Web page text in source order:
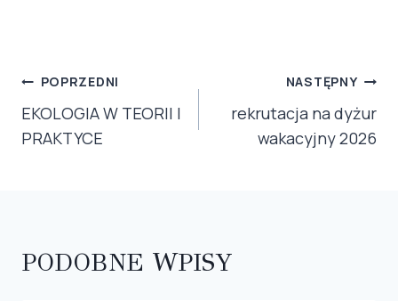
NAWIGACJA
WPISU
POPRZEDNI
EKOLOGIA W TEORII I
PRAKTYCE
NASTĘPNY
rekrutacja na dyżur
wakacyjny 2026
PODOBNE WPISY